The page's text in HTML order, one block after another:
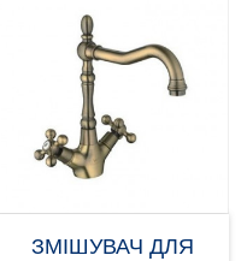
ЗМІШУВАЧ ДЛЯ